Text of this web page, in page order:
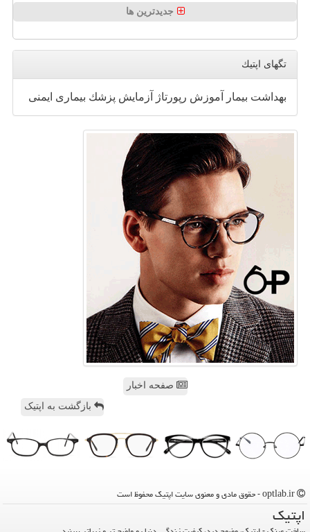
جدیدترین ها
تگهای اپتیك
بهداشت بیمار آموزش رپورتاژ آزمایش پزشك بیماری ایمنی
صفحه اخبار
بازگشت به اپتیک
اپتیك